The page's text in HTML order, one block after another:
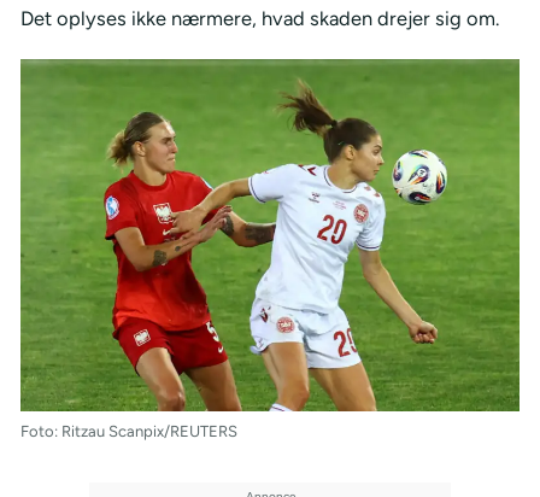
Det oplyses ikke nærmere, hvad skaden drejer sig om.
Foto: Ritzau Scanpix/REUTERS